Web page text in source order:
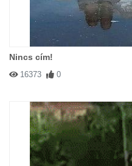
Nincs cím!
16373 0